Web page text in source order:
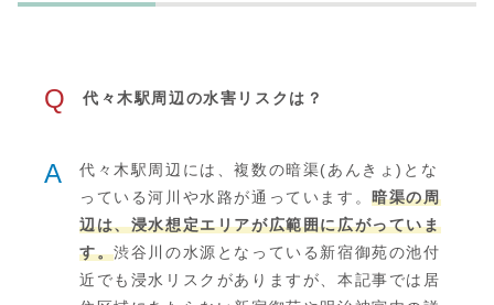
Q 代々木駅周辺の水害リスクは？
A
代々木駅周辺には、複数の暗渠(あんきょ)とな
っている河川や水路が通っています。暗渠の周
辺は、浸水想定エリアが広範囲に広がっていま
す。渋谷川の水源となっている新宿御苑の池付
近でも浸水リスクがありますが、本記事では居